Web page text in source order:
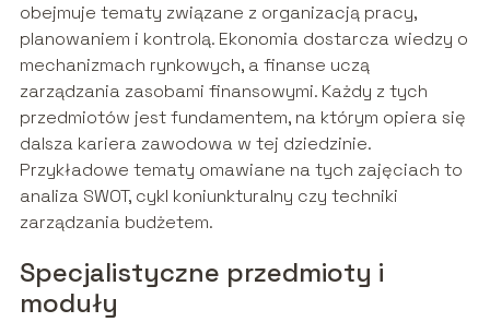
obejmuje tematy związane z organizacją pracy,
planowaniem i kontrolą. Ekonomia dostarcza wiedzy o
mechanizmach rynkowych, a finanse uczą
zarządzania zasobami finansowymi. Każdy z tych
przedmiotów jest fundamentem, na którym opiera się
dalsza kariera zawodowa w tej dziedzinie.
Przykładowe tematy omawiane na tych zajęciach to
analiza SWOT, cykl koniunkturalny czy techniki
zarządzania budżetem.
Specjalistyczne przedmioty i
moduły